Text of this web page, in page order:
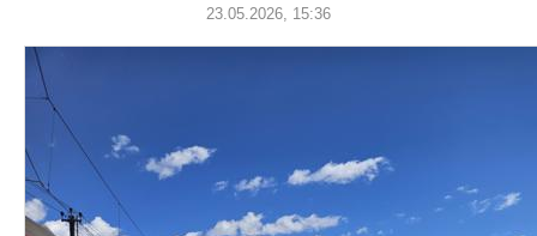
23.05.2026, 15:36